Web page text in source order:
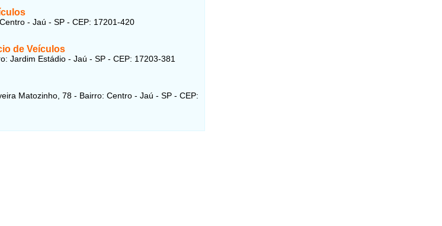
- Jaú - SP - CEP: 17201-420
de Veículos
Jardim Estádio - Jaú - SP - CEP: 17203-381
Matozinho, 78 - Bairro: Centro - Jaú - SP - CEP: